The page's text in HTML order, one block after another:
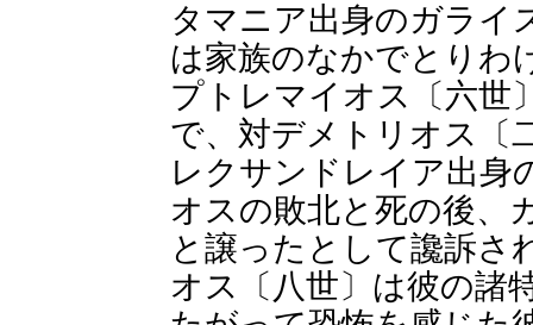
タマニア出身のガライ
は家族のなかでとりわ
プトレマイオス〔六世
で、対デメトリオス〔
レクサンドレイア出身
オスの敗北と死の後、
と譲ったとして讒訴さ
オス〔八世〕は彼の諸